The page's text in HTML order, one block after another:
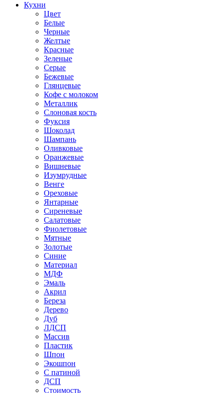
Кухни
Цвет
Белые
Черные
Желтые
Красные
Зеленые
Серые
Бежевые
Глянцевые
Кофе с молоком
Металлик
Слоновая кость
Фуксия
Шоколад
Шампань
Оливковые
Оранжевые
Вишневые
Изумрудные
Венге
Ореховые
Янтарные
Сиреневые
Салатовые
Фиолетовые
Мятные
Золотые
Синие
Материал
МДФ
Эмаль
Акрил
Береза
Дерево
Дуб
ЛДСП
Массив
Пластик
Шпон
Экошпон
С патиной
ДСП
Стоимость